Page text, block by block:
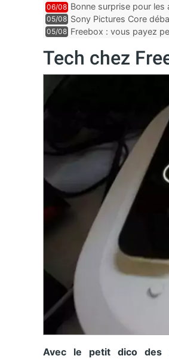
06/08 Bonne surprise pour les
inclus
05/08 Sony Pictures Core
05/08 Freebox : vous payez
Tech chez
Avec le petit dico des